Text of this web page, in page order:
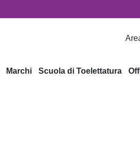
Marchi Scuola di Toelettatura